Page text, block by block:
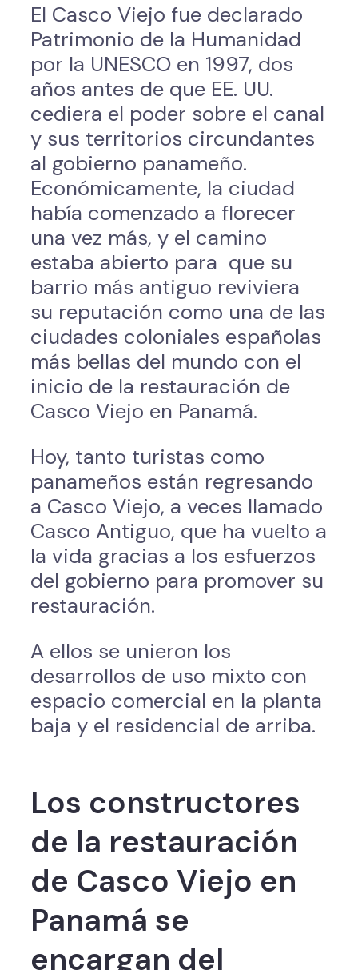
El Casco Viejo fue declarado
Patrimonio de la Humanidad
por la UNESCO en 1997, dos
años antes de que EE. UU.
cediera el poder sobre el canal
y sus territorios circundantes
al gobierno panameño.
Económicamente, la ciudad
había comenzado a florecer
una vez más, y el camino
estaba abierto para que su
barrio más antiguo reviviera
su reputación como una de las
ciudades coloniales españolas
más bellas del mundo con el
inicio de la restauración de
Casco Viejo en Panamá.
Hoy, tanto turistas como
panameños están regresando
a Casco Viejo, a veces llamado
Casco Antiguo, que ha vuelto a
la vida gracias a los esfuerzos
del gobierno para promover su
restauración.
A ellos se unieron los
desarrollos de uso mixto con
espacio comercial en la planta
baja y el residencial de arriba.
Los constructores
de la restauración
de Casco Viejo en
Panamá se
encargan del